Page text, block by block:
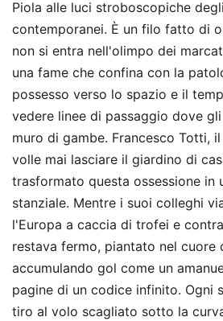
Piola alle luci stroboscopiche
contemporanei. È un filo fatto di
non si entra nell'olimpo dei
una fame che confina con la
possesso verso lo spazio e il
vedere linee di passaggio dove
muro di gambe. Francesco Totti,
volle mai lasciare il giardino di
trasformato questa ossessione in
stanziale. Mentre i suoi colleghi
l'Europa a caccia di trofei e
restava fermo, piantato nel cuore
accumulando gol come un
pagine di un codice infinito. Ogni
tiro al volo scagliato sotto la